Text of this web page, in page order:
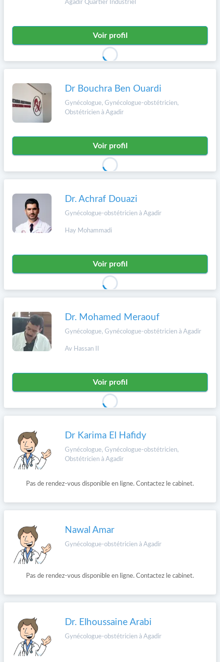
Agadir Quartier Industriel
Voir profil
Dr Bouchra Ben Ouardi
Gynécologue, Gynécologue-obstétricien,
Obstétricien à Agadir
Voir profil
Dr. Achraf Douazi
Gynécologue-obstétricien à Agadir
Hay Mohammadi
Voir profil
Dr. Mohamed Meraouf
Gynécologue, Gynécologue-obstétricien à Agadir
Av Hassan II
Voir profil
Dr Karima El Hafidy
Gynécologue, Gynécologue-obstétricien,
Obstétricien à Agadir
Pas de rendez-vous disponible en ligne. Contactez le cabinet.
Nawal Amar
Gynécologue-obstétricien à Agadir
Pas de rendez-vous disponible en ligne. Contactez le cabinet.
Dr. Elhoussaine Arabi
Gynécologue-obstétricien à Agadir